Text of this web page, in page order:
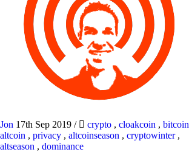
Jon 17th Sep 2019 / crypto , cloakcoin , bitcoin
altcoin , privacy , altcoinseason , cryptowinter,
altseason , dominance